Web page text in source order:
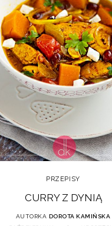
PRZEPISY
CURRY Z DYNIĄ
AUTORKA DOROTA KAMIŃSKA